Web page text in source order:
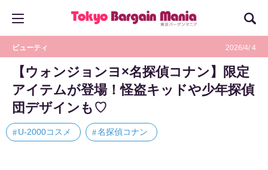
ビューティ 2026/4/ 4
【ウォンジョンヨ×名探偵コナン】限定
アイテムが登場！怪盗キッドや少年探偵
団デザインも♡
U-2000コスメ 名探偵コナン